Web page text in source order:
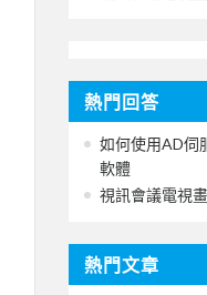
熱門回答
如何使用AD伺
軟體
視訊會議電視
熱門文章